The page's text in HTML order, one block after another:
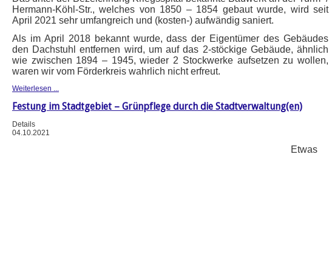
Hermann-Köhl-Str., welches von 1850 – 1854 gebaut wurde, wird seit
April 2021 sehr umfangreich und (kosten-) aufwändig saniert.
Als im April 2018 bekannt wurde, dass der Eigentümer des Gebäudes
den Dachstuhl entfernen wird, um auf das 2-stöckige Gebäude, ähnlich
wie zwischen 1894 – 1945, wieder 2 Stockwerke aufsetzen zu wollen,
waren wir vom Förderkreis wahrlich nicht erfreut.
Weiterlesen ...
Festung im Stadtgebiet – Grünpflege durch die Stadtverwaltung(en)
Details
04.10.2021
Etwas